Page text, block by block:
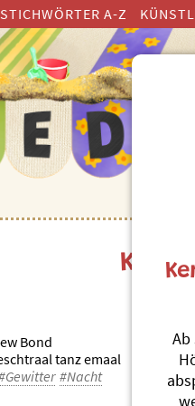
STICHWÖRTER A-Z
Bond
tanz emaal
#Nacht
Ab